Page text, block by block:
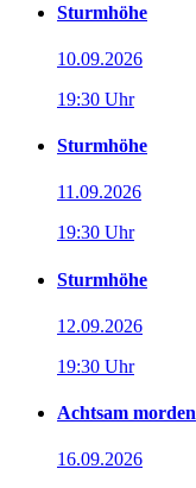
Sturmhöhe
10.09.2026
19:30 Uhr
Sturmhöhe
11.09.2026
19:30 Uhr
Sturmhöhe
12.09.2026
19:30 Uhr
Achtsam morden
16.09.2026